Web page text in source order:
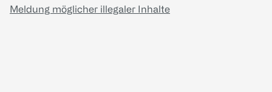
Meldung möglicher illegaler Inhalte